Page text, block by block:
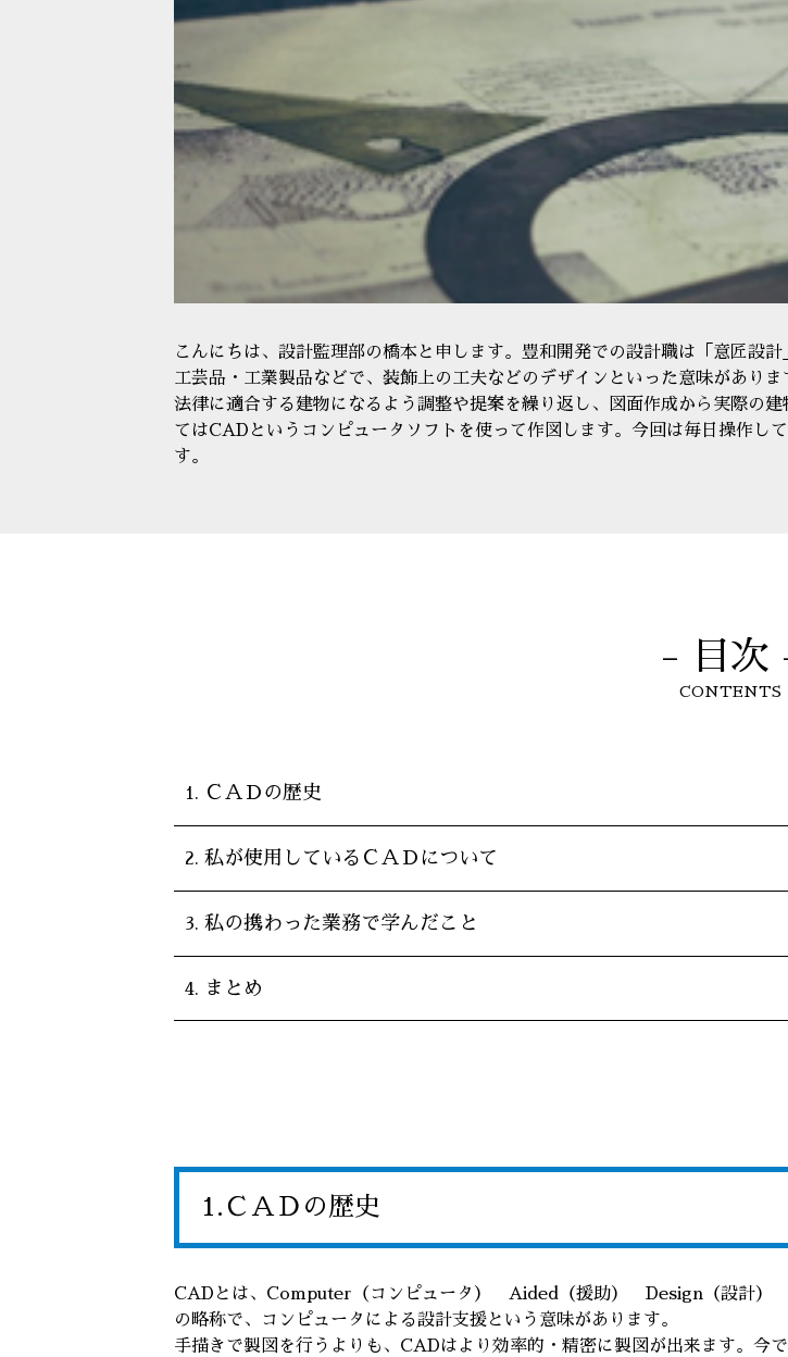
こんにちは、設計監理部の橋本と申します。豊和開発での設計職は「意匠設
工芸品・工業製品などで、装飾上の工夫などのデザインといった意味があり
法律に適合する建物になるよう調整や提案を繰り返し、図面作成から実際の
てはCADというコンピュータソフトを使って作図します。今回は毎日操作し
す。
- 目次
CONTENTS
ＣＡＤの歴史
私が使用しているＣＡＤについて
私の携わった業務で学んだこと
まとめ
1.ＣＡＤの歴史
CADとは、Computer（コンピュータ） Aided（援助） Design（設計）
の略称で、コンピュータによる設計支援という意味があります。
手描きで製図を行うよりも、CADはより効率的・精密に製図が出来ます。今